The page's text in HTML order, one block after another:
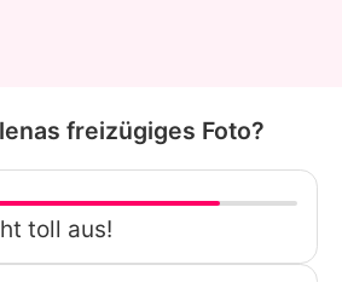
freizügiges Foto?
toll aus!